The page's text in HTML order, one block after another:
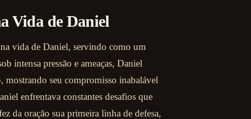
Vida de Daniel
vida de Daniel, servindo como um
intensa pressão e ameaças, Daniel
mostrando seu compromisso inabalável
enfrentava constantes desafios que
da oração sua primeira linha de defesa,